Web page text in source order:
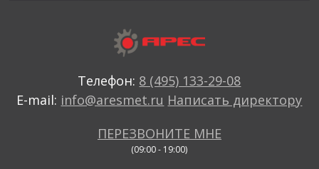
Телефон: 8 (495) 133-29-08
E-mail: info@aresmet.ru Написать директору
ПЕРЕЗВОНИТЕ МНЕ
(09:00 - 19:00)